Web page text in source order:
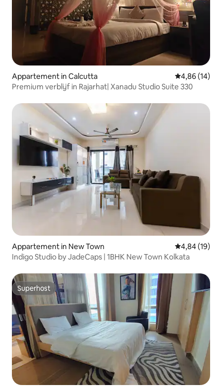
Appartement in Calcutta Gemiddelde
4,86 (14)
Premium verblijf in Rajarhat| Xanadu Studio Suite 330
Appartement in New Town Gemiddelde
4,84 (19)
Indigo Studio by JadeCaps | 1BHK New Town Kolkata
Superhost
Superhost